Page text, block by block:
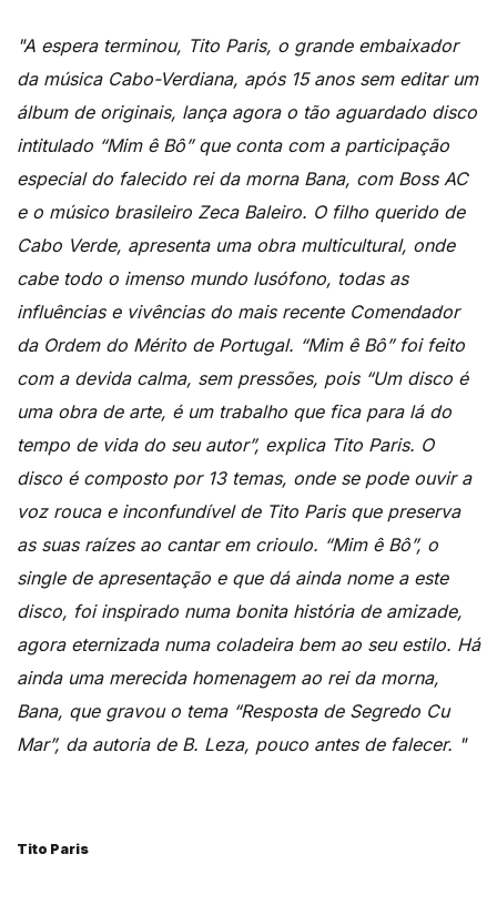
"A espera terminou, Tito Paris, o grande embaixador
da música Cabo-Verdiana, após 15 anos sem editar um
álbum de originais, lança agora o tão aguardado disco
intitulado “Mim ê Bô” que conta com a participação
especial do falecido rei da morna Bana, com Boss AC
e o músico brasileiro Zeca Baleiro. O filho querido de
Cabo Verde, apresenta uma obra multicultural, onde
cabe todo o imenso mundo lusófono, todas as
influências e vivências do mais recente Comendador
da Ordem do Mérito de Portugal. “Mim ê Bô” foi feito
com a devida calma, sem pressões, pois “Um disco é
uma obra de arte, é um trabalho que fica para lá do
tempo de vida do seu autor”, explica Tito Paris. O
disco é composto por 13 temas, onde se pode ouvir a
voz rouca e inconfundível de Tito Paris que preserva
as suas raízes ao cantar em crioulo. “Mim ê Bô”, o
single de apresentação e que dá ainda nome a este
disco, foi inspirado numa bonita história de amizade,
agora eternizada numa coladeira bem ao seu estilo. Há
ainda uma merecida homenagem ao rei da morna,
Bana, que gravou o tema “Resposta de Segredo Cu
Mar”, da autoria de B. Leza, pouco antes de falecer. "
Tito Paris